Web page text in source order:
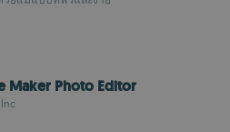
Maker Photo Editor